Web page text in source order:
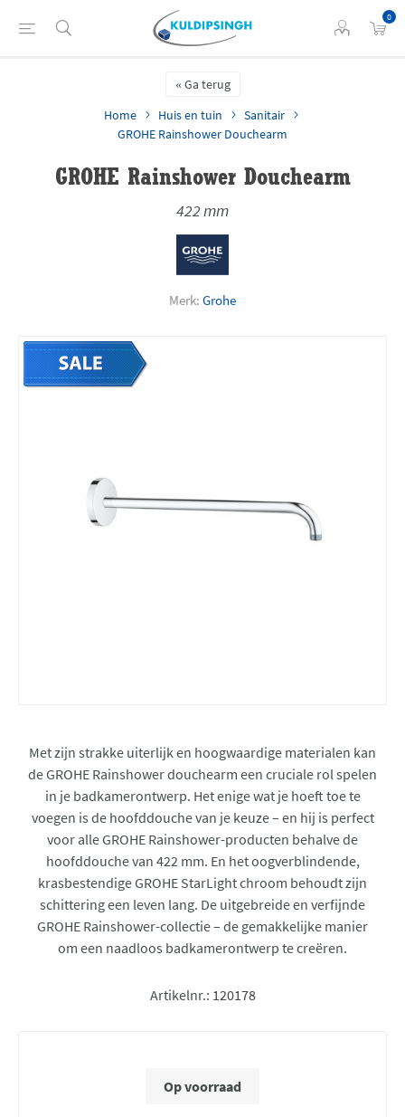
0
Ga terug
Home
Huis en tuin
Sanitair
GROHE Rainshower Douchearm
GROHE Rainshower Douchearm
422 mm
Merk: Grohe
Met zijn strakke uiterlijk en hoogwaardige materialen kan
de GROHE Rainshower douchearm een cruciale rol spelen
in je badkamerontwerp. Het enige wat je hoeft toe te
voegen is de hoofddouche van je keuze – en hij is perfect
voor alle GROHE Rainshower-producten behalve de
hoofddouche van 422 mm. En het oogverblindende,
krasbestendige GROHE StarLight chroom behoudt zijn
schittering een leven lang. De uitgebreide en verfijnde
GROHE Rainshower-collectie – de gemakkelijke manier
om een naadloos badkamerontwerp te creëren.
Artikelnr.: 120178
Op voorraad